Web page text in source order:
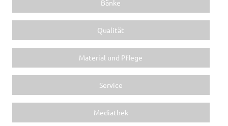
Bänke
Qualität
Material und Pflege
Service
Mediathek